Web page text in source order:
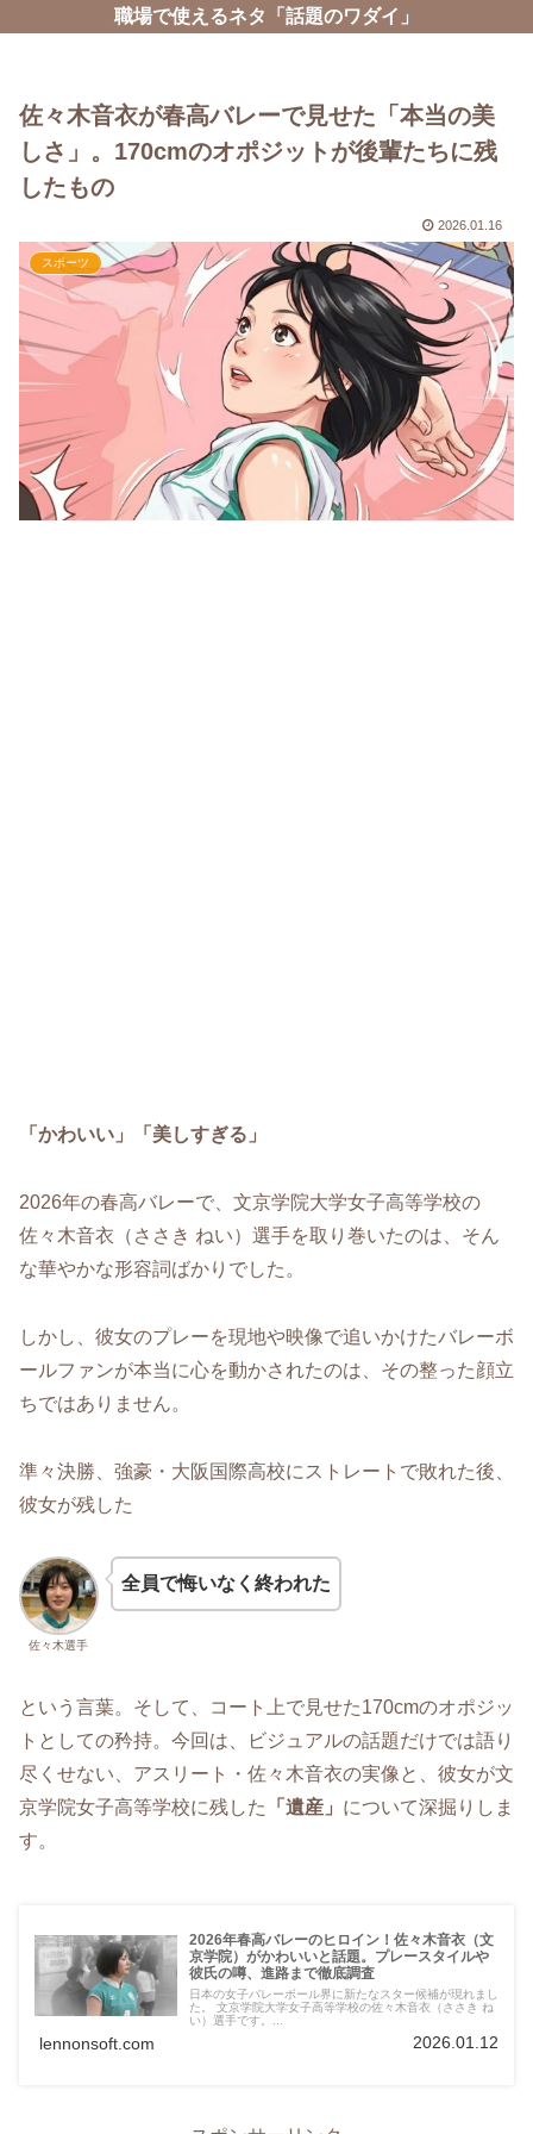
職場で使えるネタ「話題のワダイ」
佐々木音衣が春高バレーで見せた「本当の美
しさ」。170cmのオポジットが後輩たちに残
したもの
2026.01.16
スポーツ
「かわいい」「美しすぎる」
2026年の春高バレーで、文京学院大学女子高等学校の
佐々木音衣（ささき ねい）選手を取り巻いたのは、そん
な華やかな形容詞ばかりでした。
しかし、彼女のプレーを現地や映像で追いかけたバレーボ
ールファンが本当に心を動かされたのは、その整った顔立
ちではありません。
準々決勝、強豪・大阪国際高校にストレートで敗れた後、
彼女が残した
佐々木選手
全員で悔いなく終われた
という言葉。そして、コート上で見せた170cmのオポジッ
トとしての矜持。今回は、ビジュアルの話題だけでは語り
尽くせない、アスリート・佐々木音衣の実像と、彼女が文
京学院女子高等学校に残した
「遺産」 について深掘りしま
す。
2026年春高バレーのヒロイン！佐々木音衣（文
京学院）がかわいいと話題。プレースタイルや
彼氏の噂、進路まで徹底調査
日本の女子バレーボール界に新たなスター候補が現れまし
た。 文京学院大学女子高等学校の佐々木音衣（ささき ね
い）選手です。...
lennonsoft.com 2026.01.12